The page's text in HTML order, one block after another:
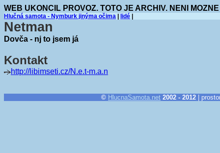
WEB UKONCIL PROVOZ. TOTO JE ARCHIV. NENI
Hlučná samota - Nymburk jinýma očima lidé
Netman
Dovča - nj to jsem já
Kontakt
http://libimseti.cz/N.e.t-m.a.n
© HlucnaSamota.net 2002 - 2012 |